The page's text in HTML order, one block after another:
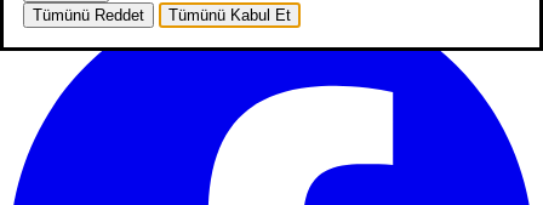
Tümünü Reddet
Tümünü Kabul Et